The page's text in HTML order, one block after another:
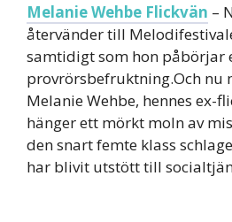
Melanie Wehbe Flickvän –
återvänder till
samtidigt som hon påbörjar
provrörsbefruktning.Och nu
Melanie Wehbe, hennes ex-
hänger ett mörkt moln av
den snart femte klass
har blivit utstött till